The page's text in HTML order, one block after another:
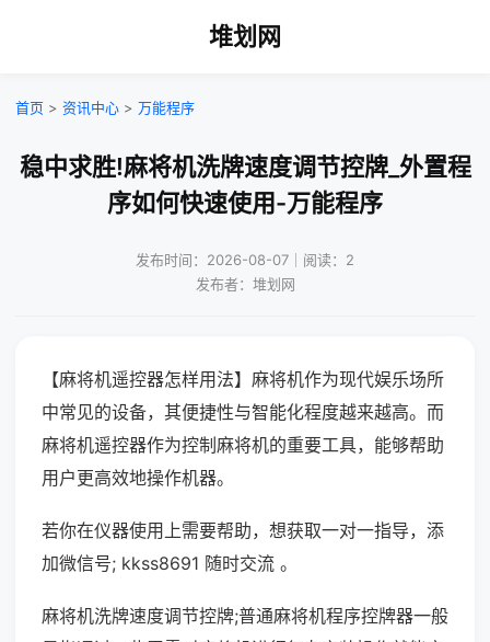
堆划网
首页 > 资讯中心 > 万能程序
稳中求胜!麻将机洗牌速度调节控牌_外置程
序如何快速使用-万能程序
发布时间：2026-08-07｜阅读：2
发布者：堆划网
【麻将机遥控器怎样用法】麻将机作为现代娱乐场所
中常见的设备，其便捷性与智能化程度越来越高。而
麻将机遥控器作为控制麻将机的重要工具，能够帮助
用户更高效地操作机器。
若你在仪器使用上需要帮助，想获取一对一指导，添
加微信号; kkss8691 随时交流 。
麻将机洗牌速度调节控牌;普通麻将机程序控牌器一般